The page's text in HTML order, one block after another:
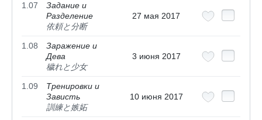
1.07
Задание и
Разделение
依頼と分断
27 мая 2017
1.08
Заражение и
Дева
穢れと少女
3 июня 2017
1.09
Тренировки и
Зависть
訓練と嫉妬
10 июня 2017